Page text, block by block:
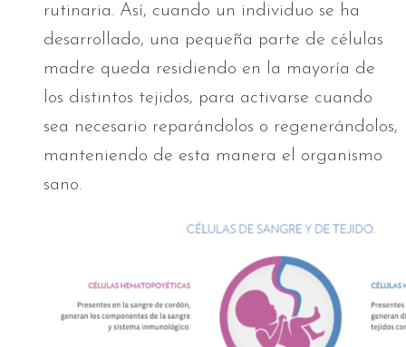
rutinaria. Así, cuando un individuo se ha
desarrollado, una pequeña parte de células
madre queda residiendo en la mayoría de
los distintos tejidos, para activarse cuando
sea necesario reparándolos o regenerándolos,
manteniendo de esta manera el organismo
sano.